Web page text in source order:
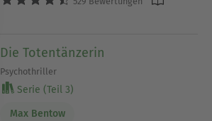
Die Totentänzerin
Psychothriller
Serie (Teil 3)
Max Bentow